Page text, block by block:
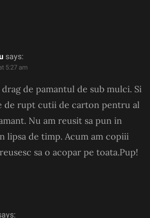
says:
5:27 am
de pamantul de sub mulci. Si
de rupt cutii de carton pentru al
Nu am reusit sa pun in
lipsa de timp. Acum am copiii
sa o acopar pe toata.Pup!